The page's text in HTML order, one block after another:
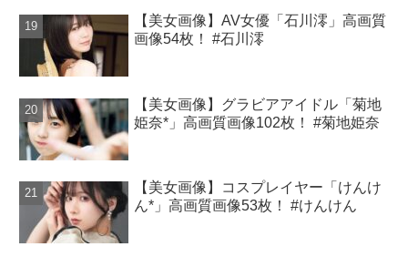
【美女画像】AV女優「石川澪」高画質
画像54枚！ #石川澪
【美女画像】グラビアアイドル「菊地
姫奈*」高画質画像102枚！ #菊地姫奈
【美女画像】コスプレイヤー「けんけ
ん*」高画質画像53枚！ #けんけん